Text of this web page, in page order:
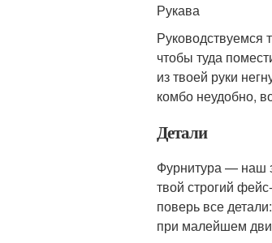
Рукава
Руководствуемся
чтобы туда
из твоей руки
комбо неудобно,
Детали
Фурнитура — наш
твой строгий
поверь все
при малейшем